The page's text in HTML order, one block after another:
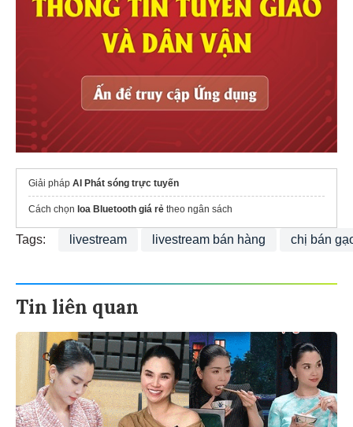
Giải pháp AI Phát sóng trực tuyến
Cách chọn loa Bluetooth giá rẻ theo ngân sách
Tags: livestream livestream bán hàng chị bán
Tin liên quan